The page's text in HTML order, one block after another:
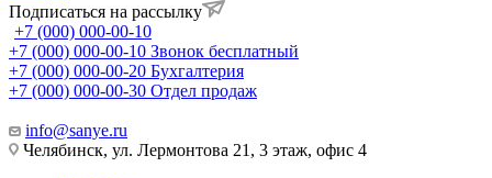
Подписаться на рассылку
+7 (000) 000-00-10
+7 (000) 000-00-10 Звонок бесплатный
+7 (000) 000-00-20 Бухгалтерия
+7 (000) 000-00-30 Отдел продаж
info@sanye.ru
Челябинск, ул. Лермонтова 21, 3 этаж, офис 4